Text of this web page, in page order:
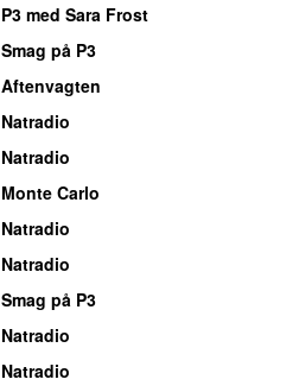
P3 med Sara Frost
Smag på P3
Aftenvagten
Natradio
Natradio
Monte Carlo
Natradio
Natradio
Smag på P3
Natradio
Natradio